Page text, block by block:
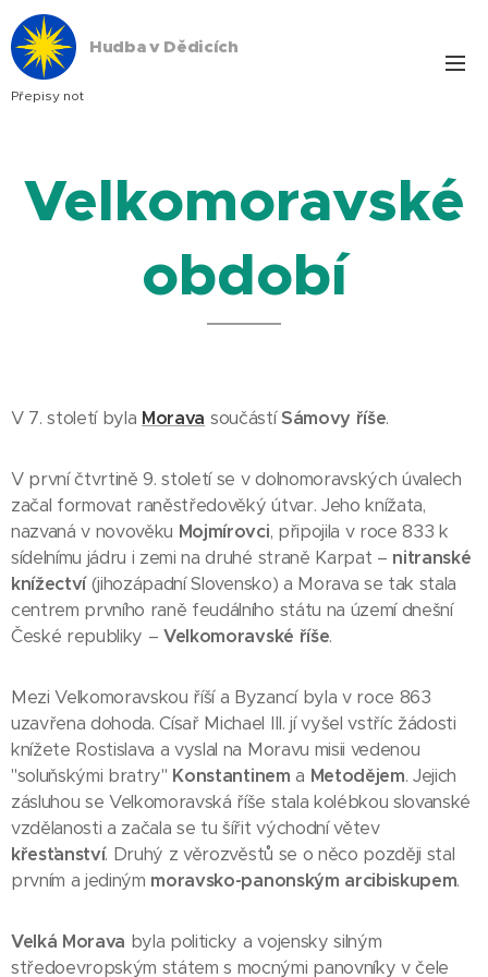
Hudba v Dědicích
Přepisy not
Velkomoravské
období
V 7. století byla Morava součástíSámovy říše.
V první čtvrtině 9. století se v dolnomoravských úvalech
začal formovat raněstředověký útvar. Jeho knížata,
nazvaná v novověku Mojmírovci, připojila v roce 833 k
sídelnímu jádru i zemi na druhé straně Karpat – nitranské
knížectví(jihozápadní Slovensko) a Morava se tak stala
centrem prvního raně feudálního státu na území dnešní
České republiky –Velkomoravské říše.
Mezi Velkomoravskou říší a Byzancí byla v roce 863
uzavřena dohoda. Císař Michael III. jí vyšel vstříc žádosti
knížete Rostislava a vyslal na Moravu misii vedenou
"soluňskými bratry" Konstantinem a Metodějem. Jejich
zásluhou se Velkomoravská říše stala kolébkou slovanské
vzdělanosti a začala se tu šířit východní větev
křesťanství. Druhý z věrozvěstů se o něco později stal
prvním a jediným moravsko-panonským arcibiskupem.
Velká Morava byla politicky a vojensky silným
středoevropským státem s mocnými panovníky v čele